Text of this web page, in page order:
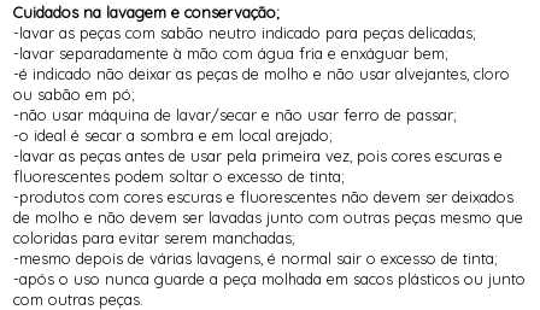
Cuidados na lavagem e conservação;
-lavar as peças com sabão neutro indicado para peças delicadas;
-lavar separadamente à mão com água fria e enxáguar bem;
-é indicado não deixar as peças de molho e não usar alvejantes, cloro
ou sabão em pó;
-não usar máquina de lavar/secar e não usar ferro de passar;
-o ideal é secar a sombra e em local arejado;
-lavar as peças antes de usar pela primeira vez, pois cores escuras e
fluorescentes podem soltar o excesso de tinta;
-produtos com cores escuras e fluorescentes não devem ser deixados
de molho e não devem ser lavadas junto com outras peças mesmo que
coloridas para evitar serem manchadas;
-mesmo depois de várias lavagens, é normal sair o excesso de tinta;
-após o uso nunca guarde a peça molhada em sacos plásticos ou junto
com outras peças.